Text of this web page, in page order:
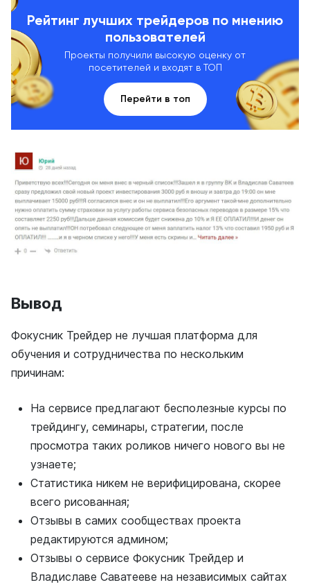
Рейтинг лучших трейдеров по мнению
пользователей
Проекты получили высокую оценку от
посетителей и входят в ТОП
Перейти в топ
Вывод
Фокусник Трейдер не лучшая платформа для
обучения и сотрудничества по нескольким
причинам:
На сервисе предлагают бесполезные курсы по
трейдингу, семинары, стратегии, после
просмотра таких роликов ничего нового вы не
узнаете;
Статистика никем не верифицирована, скорее
всего рисованная;
Отзывы в самих сообществах проекта
редактируются админом;
Отзывы о сервисе Фокусник Трейдер и
Владиславе Саватееве на независимых сайтах